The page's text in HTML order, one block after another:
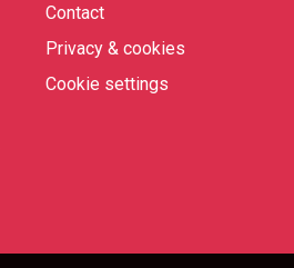
Contact
Privacy & cookies
Cookie settings